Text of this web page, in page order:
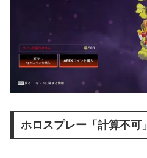
ホロスプレー「計算不可」